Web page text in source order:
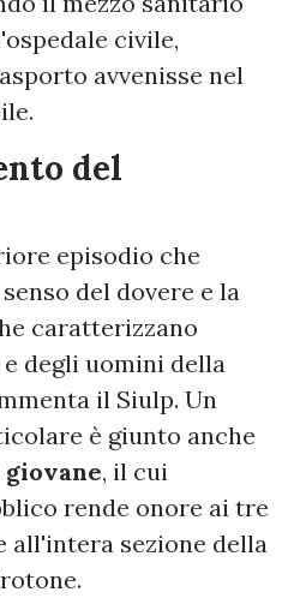
civile,
avvenisse nel
del
episodio che
del dovere e la
caratterizzano
degli uomini della
il Siulp. Un
è giunto anche
, il cui
rende onore ai tre
sezione della